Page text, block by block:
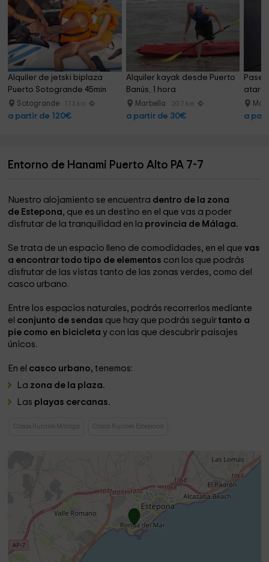
Alquiler de jetski biplaza
Puerto Sotogrande 45min
Sotogrande 17.3 km
a partir de 120€
Alquiler kayak desde Puerto
Banús, 1 hora
Marbella 20.7 km
a partir de 30€ a
Entorno de Hanami Puerto Alto PA 7-7
Nuestro alojamiento se encuentra dentro de la zona
de Estepona, que es un destino en el que vas a poder
disfrutar de la tranquilidad en la provincia de Málaga.
Se trata de un espacio lleno de comodidades, en el quevas
a encontrar todo tipo de elementos con los que podrás
disfrutar de las vistas tanto de las zonas verdes, como del
casco urbano.
Entre los espacios naturales, podrás recorrerlos mediante
el conjunto de sendas que hay que podrás seguirtanto a
pie como en bicicleta y con las que descubrir paisajes
únicos.
En el casco urbano, tenemos:
La zona de la plaza.
Las playas cercanas.
Casas Rurales Málaga Casas Rurales Estepona